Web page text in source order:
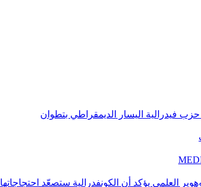
حزب فيدرالية اليسار الديمقراطي بتطوان
العلمي يؤكد أن الكونفدرالية ستصعّد احتجاجاتها